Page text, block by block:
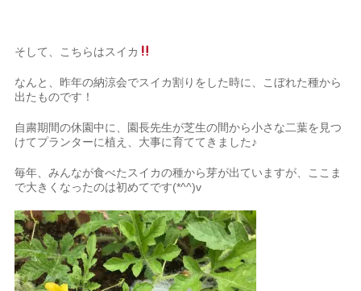
そして、こちらはスイカ
なんと、昨年の納涼会でスイカ割りをした時に、こぼれた種から
出たものです！
自粛期間の休園中に、園長先生が芝生の間から小さな二葉を見つ
けてプランターに植え、大事に育ててきました♪
毎年、みんなが食べたスイカの種から芽が出ていますが、ここま
で大きくなったのは初めてです(*^^)v